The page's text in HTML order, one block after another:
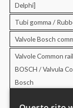
Delphi]
Tubi gomma /
Valvole Bosch
Valvole Common
BOSCH / Valvula
Bosch
Valvole Common